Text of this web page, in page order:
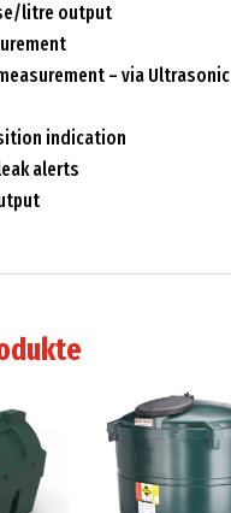
litre output
– via Ultrasonic
indication
alerts